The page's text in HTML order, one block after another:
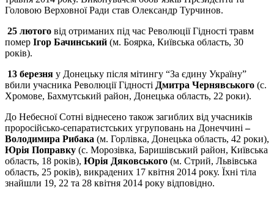
Головою Верховної Ради став Олександр Турчинов.
25 лютого від отриманих під час Революції Гідності травм
помер Ігор Бачинський (м. Боярка, Київська область, 30
років).
13 березня у Донецьку після мітингу “За єдину Україну”
вбили учасника Революції Гідності Дмитра Чернявського (с.
Хромове, Бахмутський район, Донецька область, 22 роки).
До Небесної Сотні віднесено також загиблих від учасників
проросійсько-сепаратистських угруповань на Донеччині–
Володимира Рибака (м. Горлівка, Донецька область, 42 роки),
Юрія Поправку (с. Морозівка, Баришівський район, Київська
область, 18 років), Юрія Дяковського (м. Стрий, Львівська
область, 25 років), викрадених 17 квітня 2014 року. Їхні тіла
знайшли 19, 22 та 28 квітня 2014 року відповідно.